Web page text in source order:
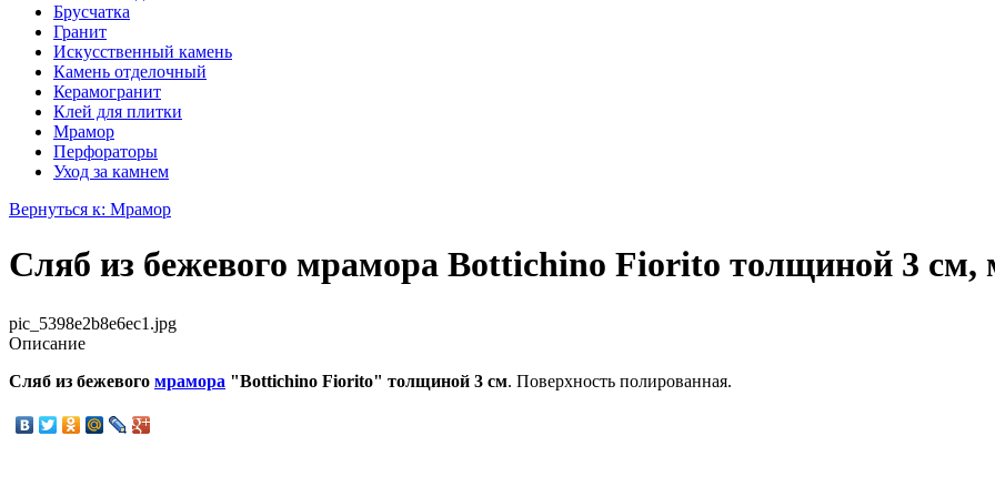
Брусчатка
Гранит
Искусственный камень
Камень отделочный
Керамогранит
Клей для плитки
Мрамор
Перфораторы
Уход за камнем
Вернуться к: Мрамор
Сляб из бежевого мрамора Bottichino Fiorito толщиной 3 см,
pic_5398e2b8e6ec1.jpg
Описание
Сляб из бежевого мрамора "Bottichino Fiorito" толщиной 3 см. Поверхность полированная.